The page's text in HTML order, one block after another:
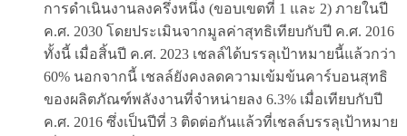
การดำเนินงานลงครึ่งหนึ่ง (ขอบเขตที่ 1 และ 2) ภายในปี
ค.ศ. 2030 โดยประเมินจากมูลค่าสุทธิเทียบกับปี ค.ศ. 2016
ทั้งนี้ เมื่อสิ้นปี ค.ศ. 2023 เชลล์ได้บรรลุเป้าหมายนี้แล้วกว่า
60% นอกจากนี้ เชลล์ยังคงลดความเข้มข้นคาร์บอนสุทธิ
ของผลิตภัณฑ์พลังงานที่จำหน่ายลง 6.3% เมื่อเทียบกับปี
ค.ศ. 2016 ซึ่งเป็นปีที่ 3 ติดต่อกันแล้วที่เชลล์บรรลุเป้าหมาย